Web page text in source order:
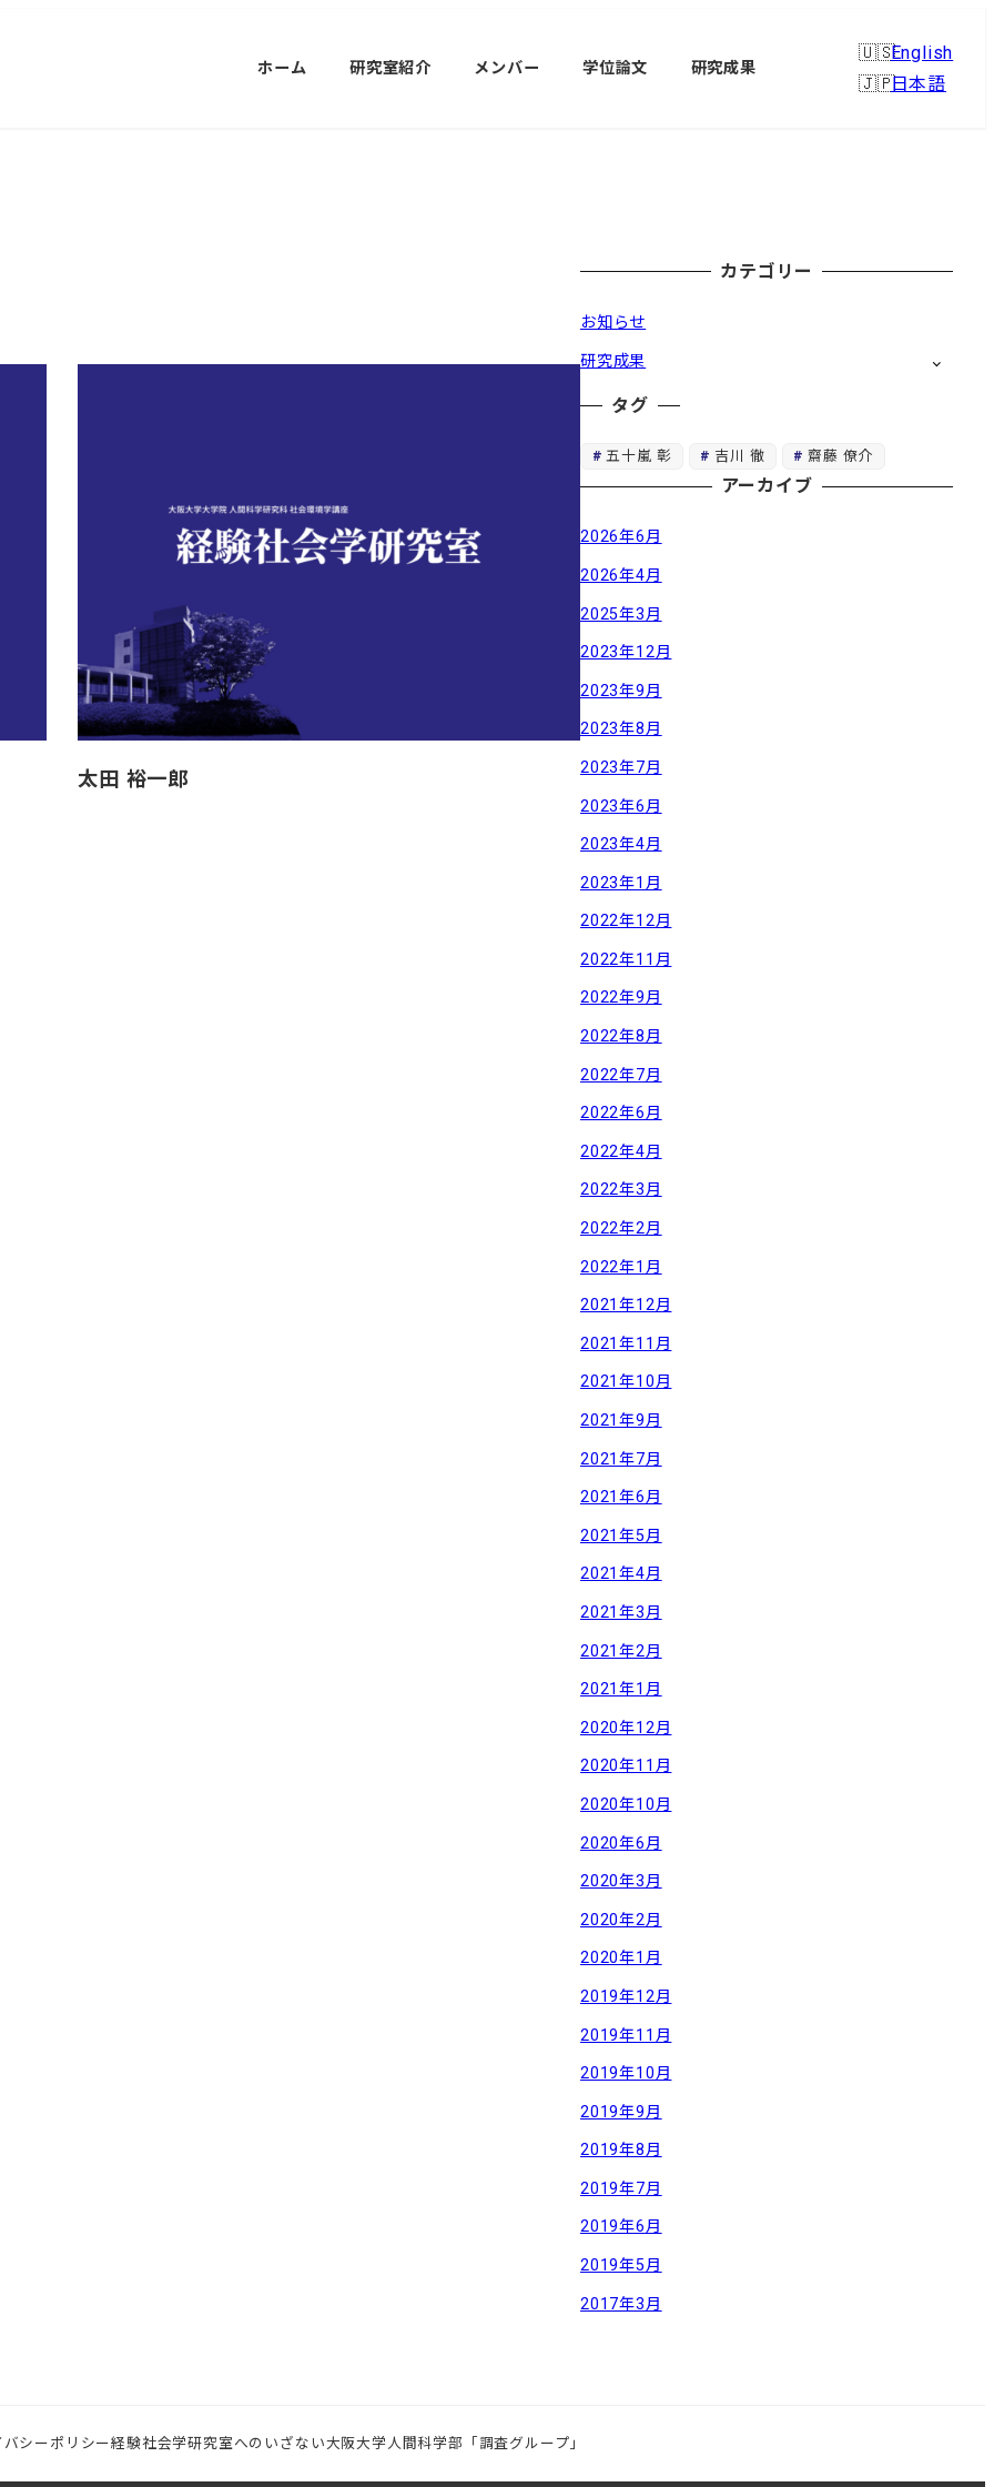
ホーム 研究室紹介 メンバー 学位論文 研究成果
English
日本語
太田 裕一郎
カテゴリー
お知らせ
研究成果
タグ
五十嵐 彰 吉川 徹 齋藤 僚介
アーカイブ
2026年6月
2026年4月
2025年3月
2023年12月
2023年9月
2023年8月
2023年7月
2023年6月
2023年4月
2023年1月
2022年12月
2022年11月
2022年9月
2022年8月
2022年7月
2022年6月
2022年4月
2022年3月
2022年2月
2022年1月
2021年12月
2021年11月
2021年10月
2021年9月
2021年7月
2021年6月
2021年5月
2021年4月
2021年3月
2021年2月
2021年1月
2020年12月
2020年11月
2020年10月
2020年6月
2020年3月
2020年2月
2020年1月
2019年12月
2019年11月
2019年10月
2019年9月
2019年8月
2019年7月
2019年6月
2019年5月
2017年3月
バシーポリシー経験社会学研究室へのいざない大阪大学人間科学部「調査グループ」